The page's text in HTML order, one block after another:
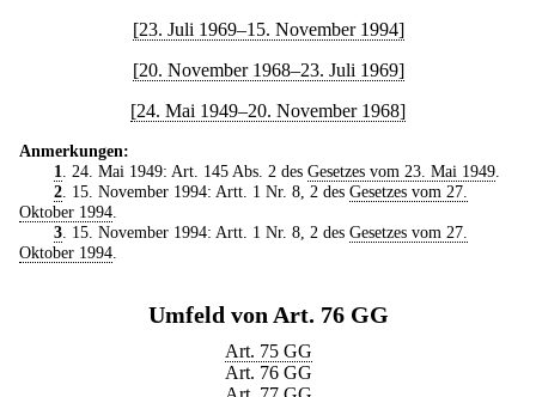
[23. Juli 1969–15. November 1994]
[20. November 1968–23. Juli 1969]
[24. Mai 1949–20. November 1968]
Anmerkungen:
1
. 24. Mai 1949: Art. 145 Abs. 2 des Gesetzes vom 23. Mai 1949.
2. 15. November 1994: Artt. 1 Nr. 8, 2 des Gesetzes vom 27.
Oktober 1994
3. 15. November 1994: Artt. 1 Nr. 8, 2 des Gesetzes vom 27.
Oktober 1994
Umfeld von Art. 76 GG
Art. 75 GG
Art. 76 GG